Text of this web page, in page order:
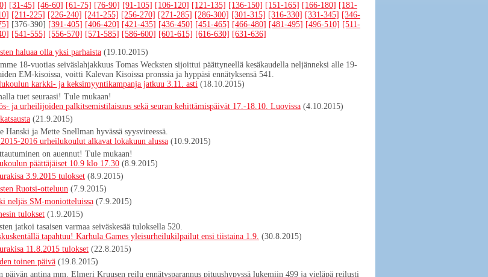
[31-45] [46-60] [61-75] [76-90] [91-105] [106-120] [121-135] [136-150] [151-165] [166-180] [181-
[211-225] [226-240] [241-255] [256-270] [271-285] [286-300] [301-315] [316-330] [331-345] [346-
[376-390] [391-405] [406-420] [421-435] [436-450] [451-465] [466-480] [481-495] [496-510] [511-
[541-555] [556-570] [571-585] [586-600] [601-615] [616-630] [631-636]
haluaa olla yksi parhaista (19.10.2015)
18-vuotias seiväslahjakkuus Tomas Wecksten sijoittui päättyneellä kesäkaudella neljänneksi alle 19-
EM-kisoissa, voitti Kalevan Kisoissa pronssia ja hyppäsi ennätyksensä 541.
karkki- ja keksimyyntikampanja jatkuu 3.11. asti (18.10.2015)
tuet seuraasi! Tule mukaan!
ja urheilijoiden palkitsemistilaisuus sekä seuran kehittämispäivät 17.-18.10. Luovissa (4.10.2015)
(21.9.2015)
Hanski ja Mette Snellman hyvässä syysvireessä.
2016 urheilukoulut alkavat lokakuun alussa (10.9.2015)
on auennut! Tule mukaan!
päättäjäiset 10.9 klo 17.30 (8.9.2015)
3.9.2015 tulokset (8.9.2015)
Ruotsi-otteluun (7.9.2015)
neljäs SM-moniotteluissa (7.9.2015)
tulokset (1.9.2015)
jatkoi tasaisen varmaa seiväskesää tuloksella 520.
tapahtuu! Karhula Games yleisurheilukilpailut ensi tiistaina 1.9. (30.8.2015)
11.8.2015 tulokset (22.8.2015)
toinen päivä (19.8.2015)
päivän antina mm. Elmeri Kruusen reilu ennätysparannus pituushypyssä lukemiin 499 ja vieläpä reilusti